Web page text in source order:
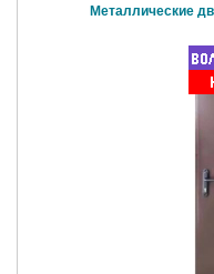
Металлические